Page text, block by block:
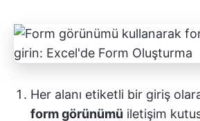
Her alanı etiketli bir giriş
form görünümü iletişim